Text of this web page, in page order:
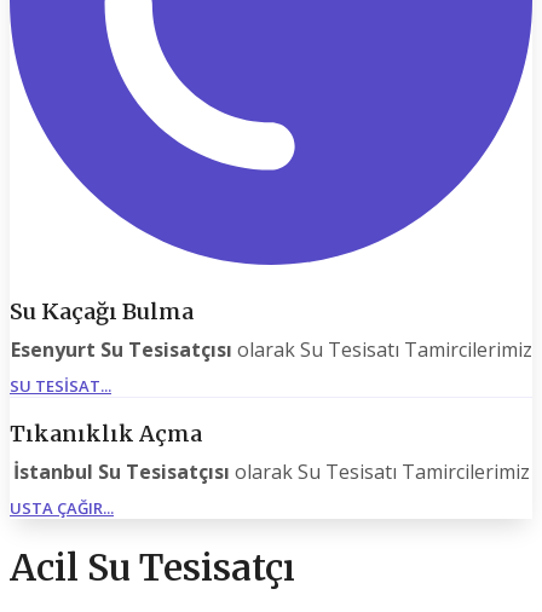
Su Kaçağı Bulma
Esenyurt Su Tesisatçısı olarak Su Tesisatı Tamircilerimiz
SU TESISAT...
Tıkanıklık Açma
İstanbul Su Tesisatçısı olarak Su Tesisatı Tamircilerimiz
USTA ÇAĞIR...
Acil Su Tesisatçı